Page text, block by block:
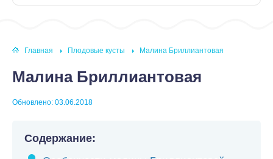
Главная Плодовые кусты Малина Бриллиантовая
Малина Бриллиантовая
Обновлено: 03.06.2018
Содержание: